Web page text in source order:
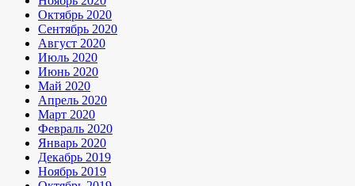
Октябрь 2020
Сентябрь 2020
Август 2020
Июль 2020
Июнь 2020
Май 2020
Апрель 2020
Март 2020
Февраль 2020
Январь 2020
Декабрь 2019
Ноябрь 2019